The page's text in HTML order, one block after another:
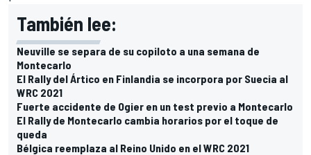
También lee:
Neuville se separa de su copiloto a una semana de
Montecarlo
El Rally del Ártico en Finlandia se incorpora por Suecia al
WRC 2021
Fuerte accidente de Ogier en un test previo a Montecarlo
El Rally de Montecarlo cambia horarios por el toque de
queda
Bélgica reemplaza al Reino Unido en el WRC 2021